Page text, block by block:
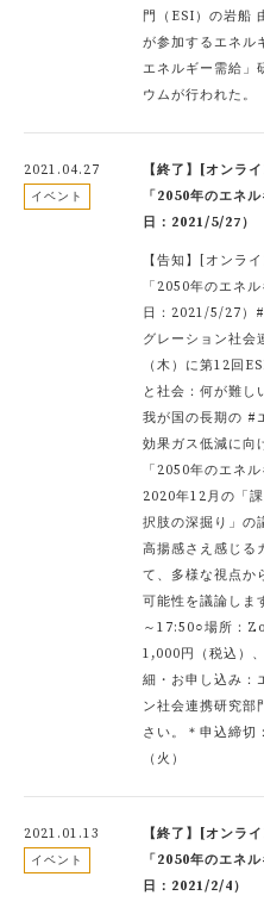
門（ESI）の岩船
が参加するエネル
エネルギー需給」
ウムが行われた。
2021.04.27
イベント
【終了】[オンラ
「2050年のエネ
日：2021/5/27）
【告知】[オンラ
「2050年のエネ
日：2021/5/27）
グレーション社会
（木）に第12回
と社会：何が難し
我が国の長期の #
効果ガス低減に向
「2050年のエネ
2020年12月の「
択肢の深掘り」の
高揚感さえ感じる
て、多様な視点か
可能性を議論し
～17:50○場所：
1,000円（税込）
細・お申し込み：
ン社会連携研究部
さい。＊申込締切
（火）
2021.01.13
イベント
【終了】[オンラ
「2050年のエネ
日：2021/2/4）